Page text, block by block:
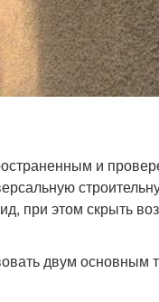
и
при этом скрыть
двум основным